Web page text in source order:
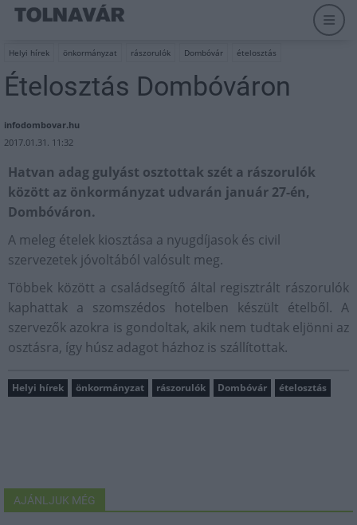
Helyi hírek önkormányzat rászorulók Dombóvár ételosztás
Ételosztás Dombóváron
infodombovar.hu
2017.01.31. 11:32
Hatvan adag gulyást osztottak szét a rászorulók
között az önkormányzat udvarán január 27-én,
Dombóváron.
A meleg ételek kiosztása a nyugdíjasok és civil
szervezetek jóvoltából valósult meg.
Többek között a családsegítő által regisztrált rászorulók
kaphattak a szomszédos hotelben készült ételből. A
szervezők azokra is gondoltak, akik nem tudtak eljönni az
osztásra, így húsz adagot házhoz is szállítottak.
Helyi hírek önkormányzat rászorulók Dombóvár ételosztás
AJÁNLJUK MÉG